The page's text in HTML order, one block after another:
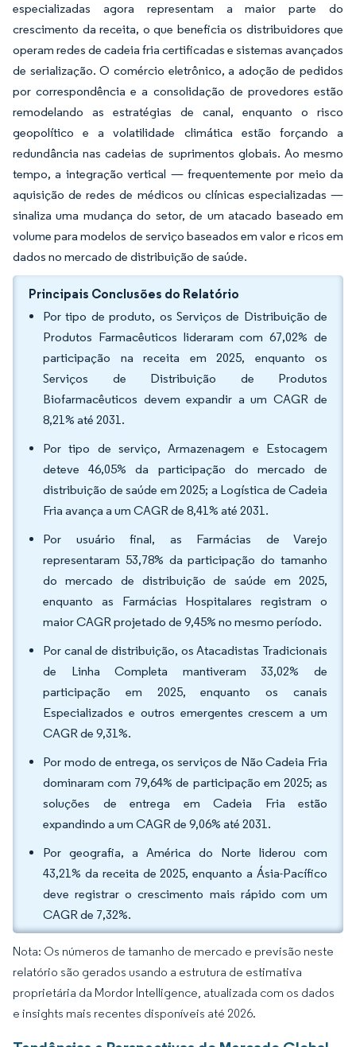
especializadas agora representam a maior parte do
crescimento da receita, o que beneficia os distribuidores que
operam redes de cadeia fria certificadas e sistemas avançados
de serialização. O comércio eletrônico, a adoção de pedidos
por correspondência e a consolidação de provedores estão
remodelando as estratégias de canal, enquanto o risco
geopolítico e a volatilidade climática estão forçando a
redundância nas cadeias de suprimentos globais. Ao mesmo
tempo, a integração vertical — frequentemente por meio da
aquisição de redes de médicos ou clínicas especializadas —
sinaliza uma mudança do setor, de um atacado baseado em
volume para modelos de serviço baseados em valor e ricos em
dados no mercado de distribuição de saúde.
Principais Conclusões do Relatório
Por tipo de produto, os Serviços de Distribuição de
Produtos Farmacêuticos lideraram com 67,02% de
participação na receita em 2025, enquanto os
Serviços de Distribuição de Produtos
Biofarmacêuticos devem expandir a um CAGR de
8,21% até 2031.
Por tipo de serviço, Armazenagem e Estocagem
deteve 46,05% da participação do mercado de
distribuição de saúde em 2025; a Logística de Cadeia
Fria avança a um CAGR de 8,41% até 2031.
Por usuário final, as Farmácias de Varejo
representaram 53,78% da participação do tamanho
do mercado de distribuição de saúde em 2025,
enquanto as Farmácias Hospitalares registram o
maior CAGR projetado de 9,45% no mesmo período.
Por canal de distribuição, os Atacadistas Tradicionais
de Linha Completa mantiveram 33,02% de
participação em 2025, enquanto os canais
Especializados e outros emergentes crescem a um
CAGR de 9,31%.
Por modo de entrega, os serviços de Não Cadeia Fria
dominaram com 79,64% de participação em 2025; as
soluções de entrega em Cadeia Fria estão
expandindo a um CAGR de 9,06% até 2031.
Por geografia, a América do Norte liderou com
43,21% da receita de 2025, enquanto a Ásia-Pacífico
deve registrar o crescimento mais rápido com um
CAGR de 7,32%.
Nota: Os números de tamanho de mercado e previsão neste
relatório são gerados usando a estrutura de estimativa
proprietária da Mordor Intelligence, atualizada com os dados
e insights mais recentes disponíveis até 2026.